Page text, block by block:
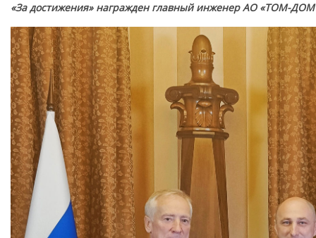
«За достижения» награжден главный инженер АО «ТОМ-ДОМ